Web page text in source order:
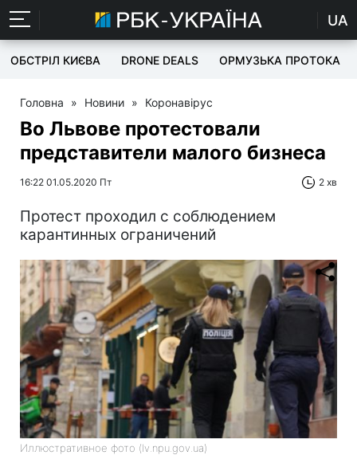
UA
ОБСТРІЛ КИЄВА DRONE DEALS ОРМУЗЬКА ПРОТОКА
Головна » Новини » Коронавірус
Во Львове протестовали
представители малого бизнеса
16:22 01.05.2020 Пт 2 хв
Протест проходил с соблюдением
карантинных ограничений
Иллюстративное фото (lv.npu.gov.ua)